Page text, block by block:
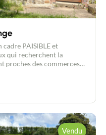
Les atouts de cette
• Belle
de l’ancien et confort
rare pour les amoureux
à découvrir sans tarder
cadre PAISIBLE et
qui recherchent la
proches des commerces.
qui offrent beaucoup
La maison comprends une
douche et d'un bain,
chambre d'environ 12 m².
Vendu